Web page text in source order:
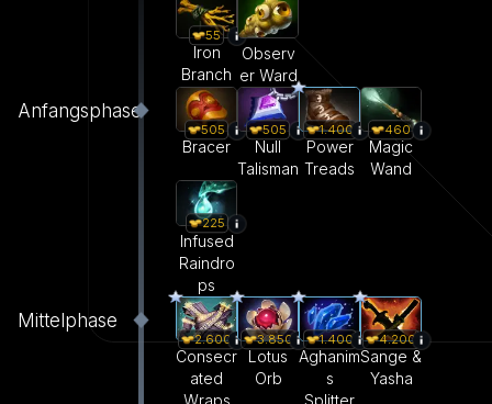
55
Iron
Branch
Observ
er Ward
Anfangsphase
505
Bracer
505
Null
Talisman
1.400
Power
Treads
460
Magic
Wand
225
Infused
Raindro
ps
Mittelphase
2.600
Consecr
ated
3.850
Lotus
Orb
1.400
Aghanim
s
4.200
Sange &
Yasha